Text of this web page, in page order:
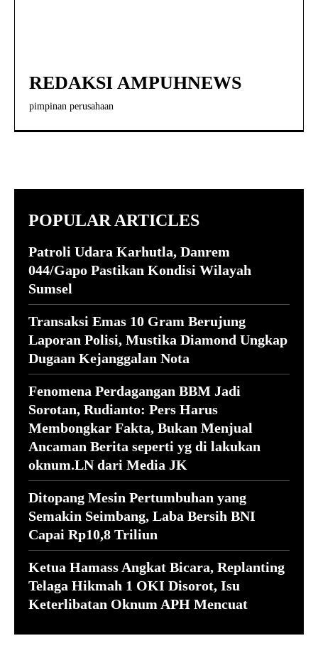
REDAKSI AMPUHNEWS
pimpinan perusahaan
POPULAR ARTICLES
Patroli Udara Karhutla, Danrem
044/Gapo Pastikan Kondisi Wilayah
Sumsel
Transaksi Emas 10 Gram Berujung
Laporan Polisi, Mustika Diamond Ungkap
Dugaan Kejanggalan Nota
Fenomena Perdagangan BBM Jadi
Sorotan, Rudianto: Pers Harus
Membongkar Fakta, Bukan Menjual
Ancaman Berita seperti yg di lakukan
oknum.LN dari Media JK
Ditopang Mesin Pertumbuhan yang
Semakin Seimbang, Laba Bersih BNI
Capai Rp10,8 Triliun
Ketua Hamass Angkat Bicara, Replanting
Telaga Hikmah 1 OKI Disorot, Isu
Keterlibatan Oknum APH Mencuat